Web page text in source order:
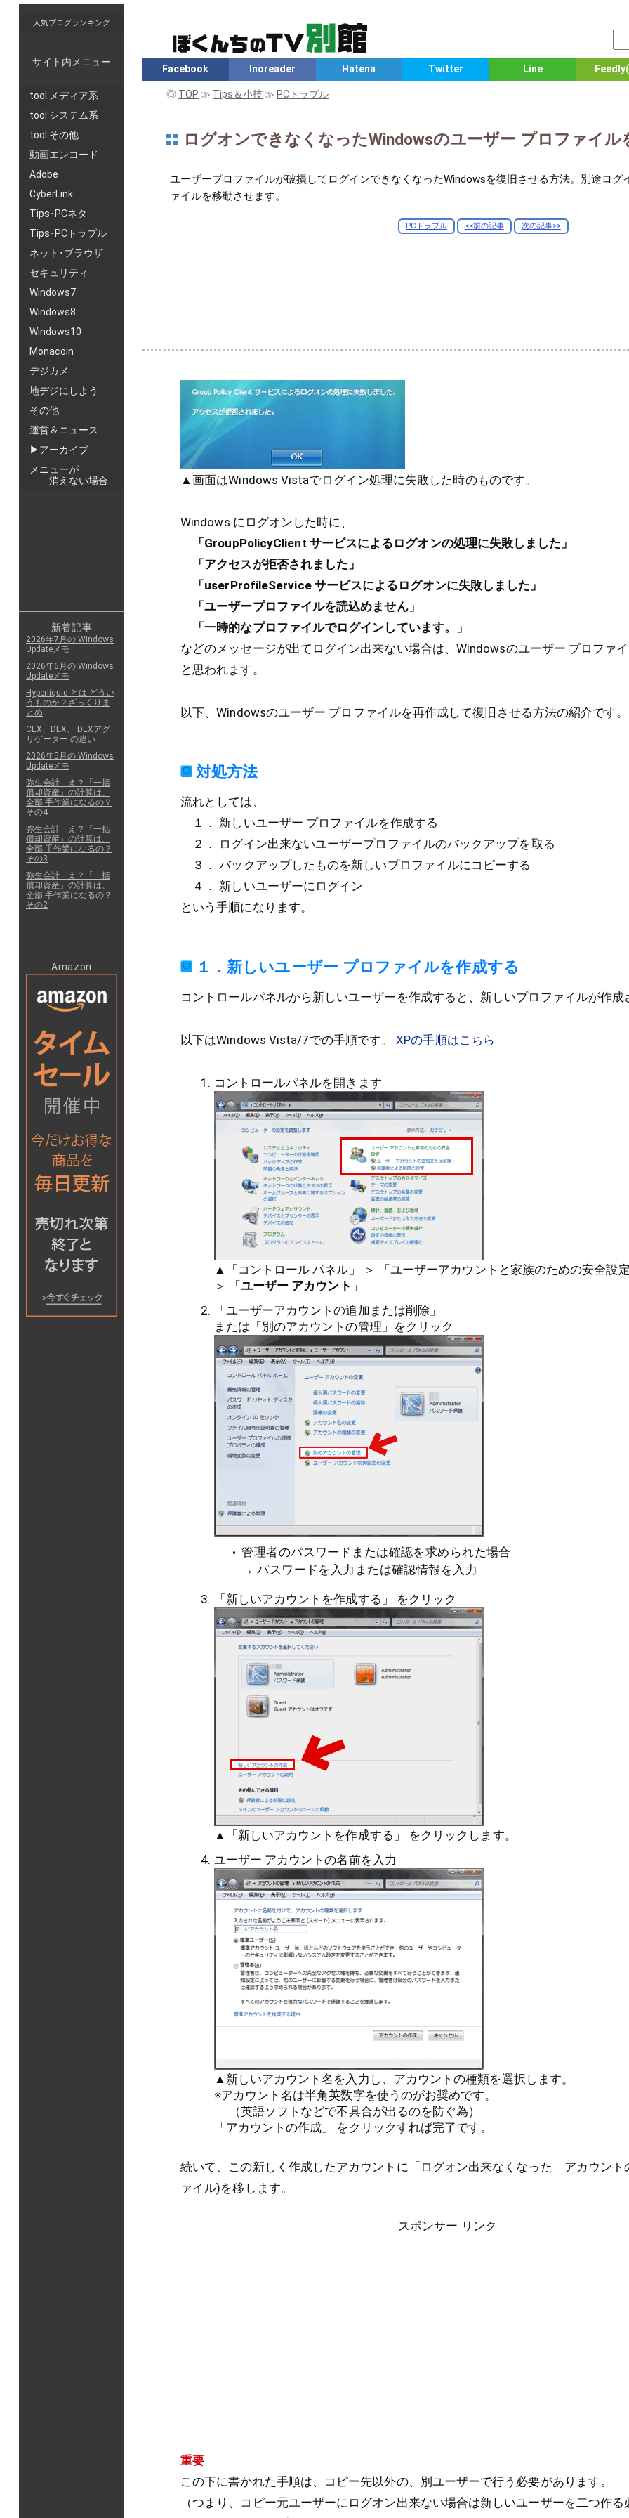
人気ブログランキング
サイト内メニュー
tool:メディア系
tool:システム系
tool:その他
動画エンコード
Adobe
CyberLink
Tips･PCネタ
Tips･PCトラブル
ネット･ブラウザ
セキュリティ
Windows7
Windows8
Windows10
Monacoin
デジカメ
地デジにしよう
その他
運営＆ニュース
▶アーカイブ
メニューが
消えない場合
Facebook Inoreader Hatena Twitter Line
◎ TOP ≫ Tips＆小技≫ PCトラブル
ログオンできなくなったWindowsのユーザー プロファイル
ユーザープロファイルが破損してログインできなくなったWindowsを復旧させる方法。別途ログ
ァイルを移動させます。
PCトラブル <<前の記事 次の記事>>
▲画面はWindows Vistaでログイン処理に失敗した時のものです。
Windows にログオンした時に、
「GroupPolicyClient サービスによるログオンの処理に失敗しました」
「アクセスが拒否されました」
「userProfileService サービスによるログオンに失敗しました」
「ユーザープロファイルを読込めません」
「一時的なプロファイルでログインしています。」
などのメッセージが出てログイン出来ない場合は、Windowsのユーザー プロファ
と思われます。
以下、Windowsのユーザー プロファイルを再作成して復旧させる方法の紹介です。
対処方法
流れとしては、
１． 新しいユーザー プロファイルを作成する
２． ログイン出来ないユーザープロファイルのバックアップを取る
３． バックアップしたものを新しいプロファイルにコピーする
４． 新しいユーザーにログイン
という手順になります。
１．新しいユーザー プロファイルを作成する
コントロールパネルから新しいユーザーを作成すると、新しいプロファイルが作成
以下はWindows Vista/7での手順です。XPの手順はこちら
コントロールパネルを開きます
▲「コントロール パネル」 ＞ 「ユーザーアカウントと家族のための安全設定
＞ 「 ユーザー アカウント 」
「ユーザーアカウントの追加または削除」
または「別のアカウントの管理」をクリック
管理者のパスワードまたは確認を求められた場合
→ パスワードを入力または確認情報を入力
「新しいアカウントを作成する」 をクリック
▲「新しいアカウントを作成する」 をクリックします。
ユーザー アカウントの名前を入力
▲新しいアカウント名を入力し、アカウントの種類を選択します。
※アカウント名は半角英数字を使うのがお奨めです。
（英語ソフトなどで不具合が出るのを防ぐ為）
「アカウントの作成」 をクリックすれば完了です。
続いて、この新しく作成したアカウントに「ログオン出来なくなった」アカウント
ァイル)を移します。
スポンサー リンク
重要
この下に書かれた手順は、コピー先以外の、別ユーザーで行う必要があります。
（つまり、コピー元ユーザーにログオン出来ない場合は新しいユーザーを二つ作る
新着記事
2026年7月の Windows
Updateメモ
2026年6月の Windows
Updateメモ
Hyperliquid とは どうい
うものか？ざっくりま
とめ
CEX、DEX、 DEXアグ
リゲーター の違い
2026年5月の Windows
Updateメモ
弥生会計 え？「一括
償却資産」の計算は、
全部 手作業になるの？
その4
弥生会計 え？「一括
償却資産」の計算は、
全部 手作業になるの？
その3
弥生会計 え？「一括
償却資産」の計算は、
全部 手作業になるの？
その2
Amazon